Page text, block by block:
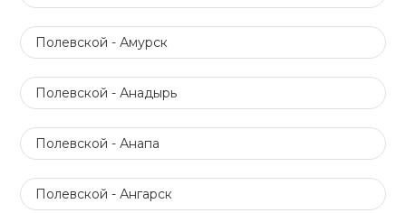
Полевской - Амурск
Полевской - Анадырь
Полевской - Анапа
Полевской - Ангарск